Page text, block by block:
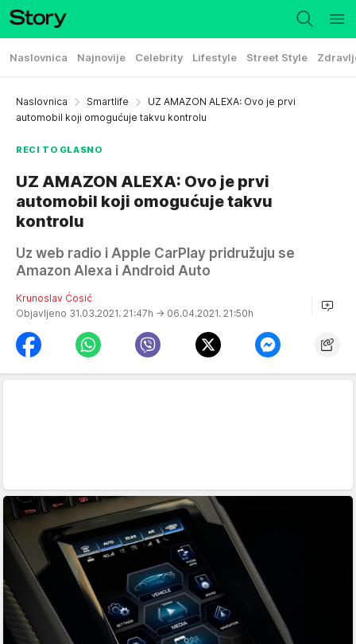
Naslovnica Najnovije Celebrity Lifestyle Street Style
Naslovnica Smartlife
UZ AMAZON ALEXA: Ovo je prvi
automobil koji omogućuje takvu kontrolu
RECI TO GLASNO
UZ AMAZON ALEXA: Ovo je prvi
automobil koji omogućuje takvu
kontrolu
Uz web radio i Apple CarPlay pridružuju se
Amazon Alexa i Android Auto
Krunoslav Ćosić
Objavljeno 31.03.2021. 21:47h → 06.04.2021. 21:50h